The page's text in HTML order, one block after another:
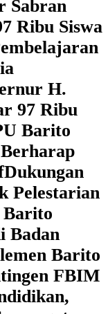
Sabran
Ribu Siswa
H.
97 Ribu
Barito
Dukungan
Pelestarian
Barito
Badan
Barito
FBIM